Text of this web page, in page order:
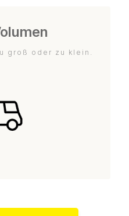
groß oder zu klein.